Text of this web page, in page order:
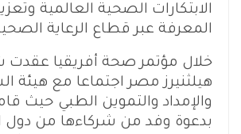
الابتكارات الصحية العالمية
المعرفة عبر قطاع الرعاية
خلال مؤتمر صحة أفريقيا عقدت
هيلثنيرز مصر اجتماعا مع هيئة
والإمداد والتموين الطبي حيث
بدعوة وفد من شركاءها من دول